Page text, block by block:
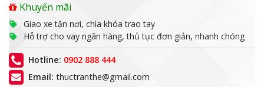
Khuyến mãi
Giao xe tận nơi, chìa khóa trao tay
Hỗ trợ cho vay ngân hàng, thủ tục đơn giản, nhanh chóng
Hotline: 0902 888 444
Email: thuctranthe@gmail.com